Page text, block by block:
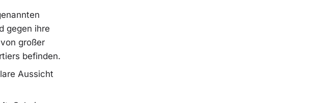
gegen ihre
großer
befinden.
Aussicht